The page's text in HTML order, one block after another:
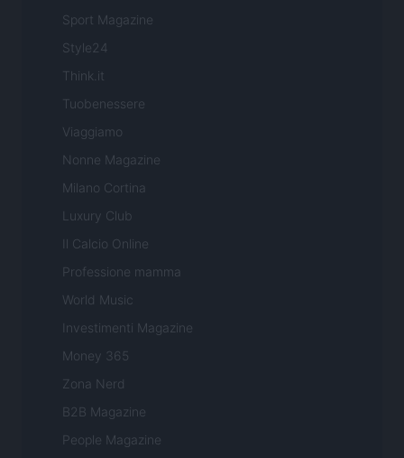
Sport Magazine
Style24
Think.it
Tuobenessere
Viaggiamo
Nonne Magazine
Milano Cortina
Luxury Club
Il Calcio Online
Professione mamma
World Music
Investimenti Magazine
Money 365
Zona Nerd
B2B Magazine
People Magazine